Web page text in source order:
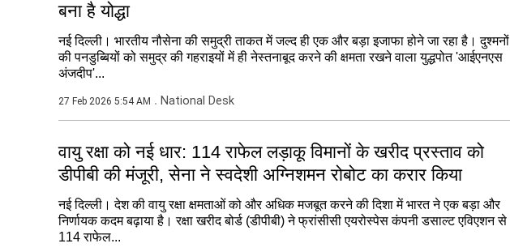
बना है योद्धा
नई दिल्ली। भारतीय नौसेना की समुद्री ताकत में जल्द ही एक और बड़ा इजाफा होने जा रहा है। दुश्मनों
की पनडुब्बियों को समुद्र की गहराइयों में ही नेस्तनाबूद करने की क्षमता रखने वाला युद्धपोत 'आईएनएस
अंजदीप'...
27 Feb 2026 5:54 AM National Desk
वायु रक्षा को नई धार: 114 राफेल लड़ाकू विमानों के खरीद प्रस्ताव को
डीपीबी की मंजूरी, सेना ने स्वदेशी अग्निशमन रोबोट का करार किया
नई दिल्ली। देश की वायु रक्षा क्षमताओं को और अधिक मजबूत करने की दिशा में भारत ने एक बड़ा और
निर्णायक कदम बढ़ाया है। रक्षा खरीद बोर्ड (डीपीबी) ने फ्रांसीसी एयरोस्पेस कंपनी डसाल्ट एविएशन से
114 राफेल...